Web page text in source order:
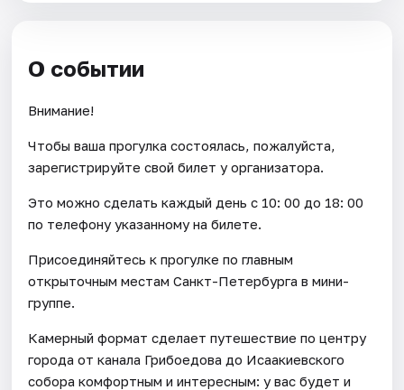
О событии
Внимание!
Чтобы ваша прогулка состоялась, пожалуйста,
зарегистрируйте свой билет у организатора.
Это можно сделать каждый день c 10: 00 до 18: 00
по телефону указанному на билете.
Присоединяйтесь к прогулке по главным
открыточным местам Санкт-Петербурга в мини-
группе.
Камерный формат сделает путешествие по центру
города от канала Грибоедова до Исаакиевского
собора комфортным и интересным: у вас будет и